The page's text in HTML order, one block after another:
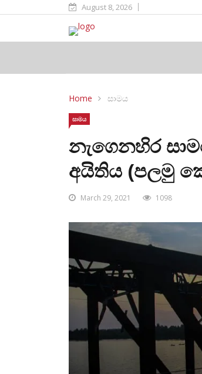
August 8, 2026
Home සාමය
සාමය
නැගෙනහිර
අයිතිය (පලමු
March 29, 2021 1098